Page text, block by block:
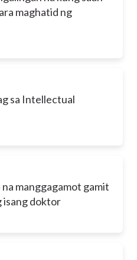
maghatid ng
sa Intellectual
manggagamot gamit
isang doktor